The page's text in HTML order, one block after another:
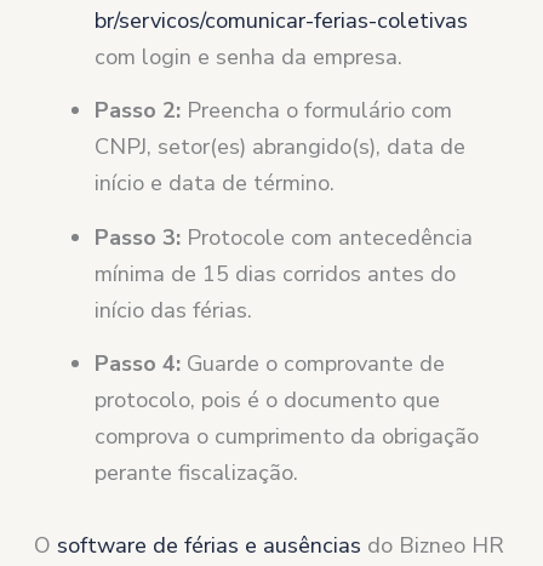
br/servicos/comunicar-ferias-coletivas
com login e senha da empresa.
Passo 2: Preencha o formulário com
CNPJ, setor(es) abrangido(s), data de
início e data de término.
Passo 3: Protocole com antecedência
mínima de 15 dias corridos antes do
início das férias.
Passo 4: Guarde o comprovante de
protocolo, pois é o documento que
comprova o cumprimento da obrigação
perante fiscalização.
O software de férias e ausências do Bizneo HR